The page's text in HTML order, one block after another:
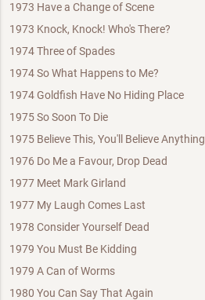
1973 Have a Change of Scene
1973 Knock, Knock! Who's There?
1974 Three of Spades
1974 So What Happens to Me?
1974 Goldfish Have No Hiding Place
1975 So Soon To Die
1975 Believe This, You'll Believe Anything
1976 Do Me a Favour, Drop Dead
1977 Meet Mark Girland
1977 My Laugh Comes Last
1978 Consider Yourself Dead
1979 You Must Be Kidding
1979 A Can of Worms
1980 You Can Say That Again